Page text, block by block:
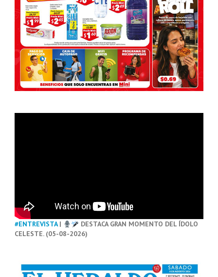
#ENTREVISTA|
DESTACA GRAN MOMENTO DEL ÍDOLO
CELESTE. (05-08-2026)